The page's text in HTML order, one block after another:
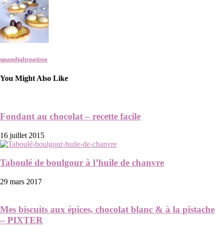
quandjuliepatisse
You Might Also Like
Fondant au chocolat – recette facile
16 juillet 2015
Taboulé de boulgour à l’huile de chanvre
29 mars 2017
Mes biscuits aux épices, chocolat blanc & à la pistache
– PIXTER